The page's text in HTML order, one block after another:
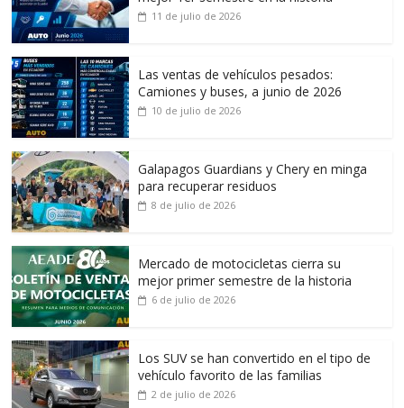
11 de julio de 2026
Las ventas de vehículos pesados:
Camiones y buses, a junio de 2026
10 de julio de 2026
Galapagos Guardians y Chery en minga
para recuperar residuos
8 de julio de 2026
Mercado de motocicletas cierra su
mejor primer semestre de la historia
6 de julio de 2026
Los SUV se han convertido en el tipo de
vehículo favorito de las familias
2 de julio de 2026